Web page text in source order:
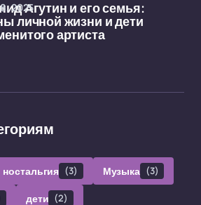
Агутин и его семья:
личной жизни и дети
артиста
2025
ностальгия (3) Музыка (3)
дети (2)